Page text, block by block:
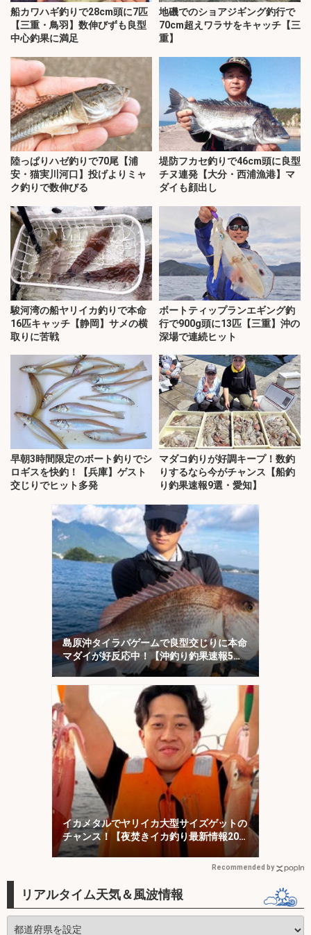
船カワハギ釣りで28cm頭に7匹
【三重・鳥羽】数伸びずも良型
中心釣果に満足
地磯でのショアジギング釣行で
70cm超えワラサをキャッチ【三
重】
陸っぱりハゼ釣りで70尾【浦
安・猫実川河口】投げよりミャ
ク釣りで数伸びる
堤防フカセ釣りで46cm頭に良型
チヌ連発【大分・西浦漁港】マ
ダイも顔出し
駿河湾の船ヤリイカ釣りで本命
16匹キャッチ【静岡】サメの横
取りに苦戦
ボートティップランエギング釣
行で900g頭に13匹【三重】沖の
深場で連続ヒット
早朝3時間限定のボート釣りでシ
ロギスを快釣！【兵庫】ゲスト
交じりでヒット多発
マダコ釣りが好調キープ！数釣
りするなら今がチャンス【船釣
り釣果速報9選・愛知】
島原沖タイラバゲームで良型交じりに本命
マダイが好反応中！【沖釣り釣果速報5
選・大分／熊本】
イカメタルでヤリイカ大型サイズゲットの
チャンス！【夜焚きイカ釣り最新情報20
選・福岡】
Recommended by
リアルタイム天気＆風波情報